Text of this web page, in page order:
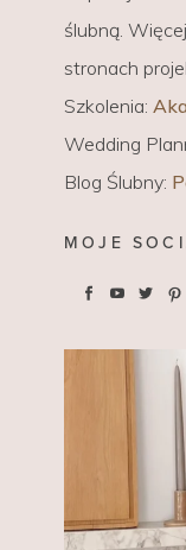
ślubną.
stronach
Szkolenia:
Wedding
Blog Ślubny:
MOJE